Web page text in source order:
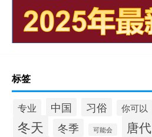
标签
专业 中国 习俗 你可以
冬天 冬季 可能会 唐代